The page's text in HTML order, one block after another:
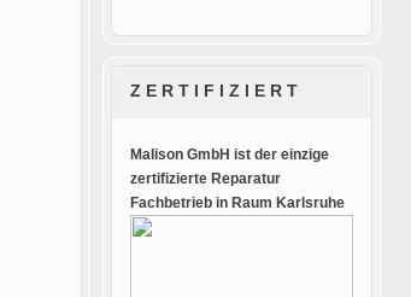
Z E R T I F I Z I E R T
Malison GmbH ist der einzige
zertifizierte Reparatur
Fachbetrieb in Raum Karlsruhe